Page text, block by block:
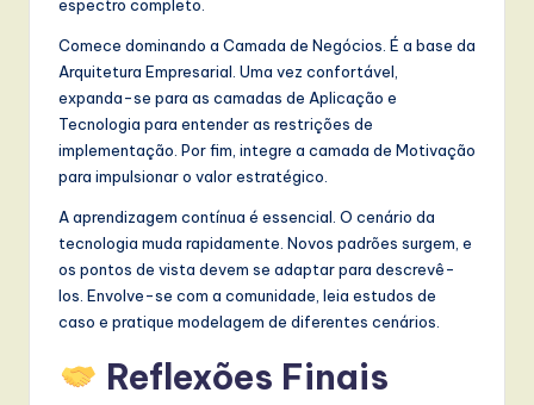
espectro completo.
Comece dominando a Camada de Negócios. É a base da
Arquitetura Empresarial. Uma vez confortável,
expanda-se para as camadas de Aplicação e
Tecnologia para entender as restrições de
implementação. Por fim, integre a camada de Motivação
para impulsionar o valor estratégico.
A aprendizagem contínua é essencial. O cenário da
tecnologia muda rapidamente. Novos padrões surgem, e
os pontos de vista devem se adaptar para descrevê-
los. Envolve-se com a comunidade, leia estudos de
caso e pratique modelagem de diferentes cenários.
Reflexões Finais